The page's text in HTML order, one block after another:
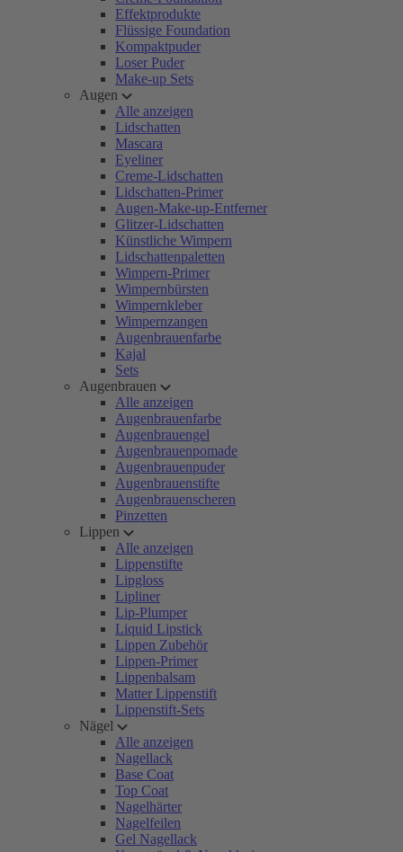
Effektprodukte
Flüssige Foundation
Kompaktpuder
Loser Puder
Make-up Sets
Augen
Alle anzeigen
Lidschatten
Mascara
Eyeliner
Creme-Lidschatten
Lidschatten-Primer
Augen-Make-up-Entferner
Glitzer-Lidschatten
Künstliche Wimpern
Lidschattenpaletten
Wimpern-Primer
Wimpernbürsten
Wimpernkleber
Wimpernzangen
Augenbrauenfarbe
Kajal
Sets
Augenbrauen
Alle anzeigen
Augenbrauenfarbe
Augenbrauengel
Augenbrauenpomade
Augenbrauenpuder
Augenbrauenstifte
Augenbrauenscheren
Pinzetten
Lippen
Alle anzeigen
Lippenstifte
Lipgloss
Lipliner
Lip-Plumper
Liquid Lipstick
Lippen Zubehör
Lippen-Primer
Lippenbalsam
Matter Lippenstift
Lippenstift-Sets
Nägel
Alle anzeigen
Nagellack
Base Coat
Top Coat
Nagelhärter
Nagelfeilen
Gel Nagellack